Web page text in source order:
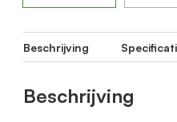
Beschrijving
Beschrijving